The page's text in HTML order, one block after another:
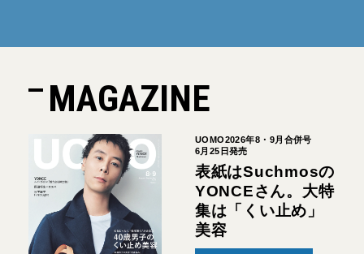
MAGAZINE
UOMO2026年8・9月合併号
6月25日発売
表紙はSuchmosの
YONCEさん。大特
集は「くい止め」
美容